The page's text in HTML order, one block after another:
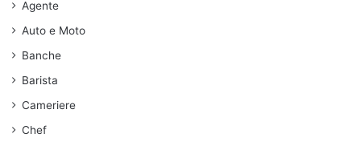
Agente
Auto e Moto
Banche
Barista
Cameriere
Chef